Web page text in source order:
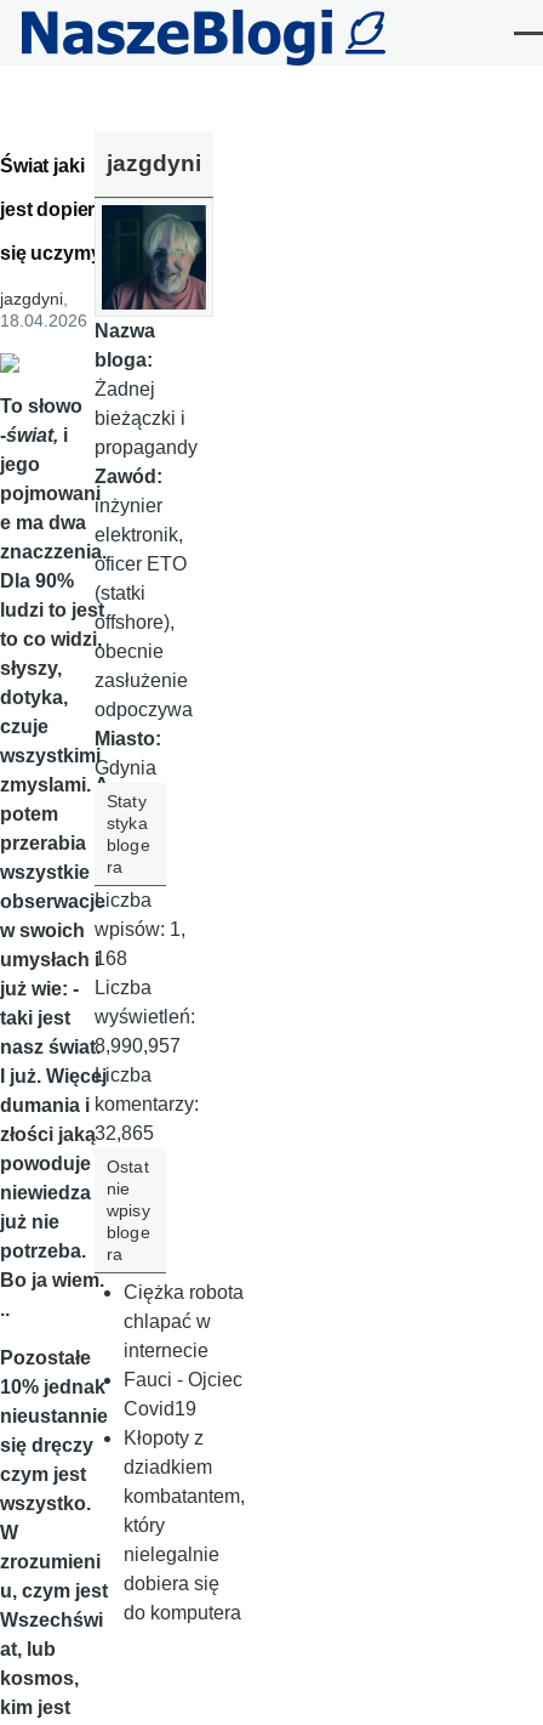
Przejdź do treści
Świat jaki
jest dopiero
się uczymy
jazgdyni,
18.04.2026
To słowo
-świat, i
jego
pojmowani
e ma dwa
znaczzenia.
Dla 90%
ludzi to jest
to co widzi,
słyszy,
dotyka,
czuje
wszystkimi
zmyslami. A
potem
przerabia
wszystkie
obserwacje
w swoich
umysłach i
już wie: -
taki jest
nasz świat.
I już. Więcej
dumania i
złości jaką
powoduje
niewiedza
już nie
potrzeba.
Bo ja wiem.
..
Pozostałe
10% jednak
nieustannie
się dręczy
czym jest
wszystko.
W
zrozumieni
u, czym jest
Wszechświ
at, lub
kosmos,
kim jest
jazgdyni
Nazwa
bloga:
Żadnej
bieżączki i
propagandy
Zawód:
inżynier
elektronik,
oficer ETO
(statki
offshore),
obecnie
zasłużenie
odpoczywa
Miasto:
Gdynia
Staty
styka
bloge
ra
Liczba
wpisów: 1,
168
Liczba
wyświetleń:
8,990,957
Liczba
komentarzy:
32,865
Ostat
nie
wpisy
bloge
ra
Ciężka robota
chlapać w
internecie
Fauci - Ojciec
Covid19
Kłopoty z
dziadkiem
kombatantem,
który
nielegalnie
dobiera się
do komputera